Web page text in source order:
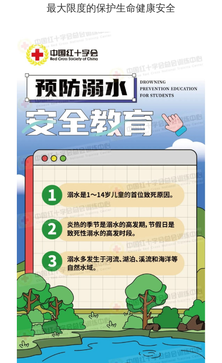
最大限度的保护生命健康安全